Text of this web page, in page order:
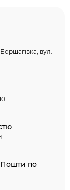
вул.
Пошти по